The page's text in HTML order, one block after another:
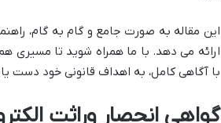
این مقاله به صورت جامع و گام به گام،
ارائه می دهد. با ما همراه شوید تا مسیری
با آگاهی کامل، به اهداف قانونی خود دست
گواهی انحصار وراثت